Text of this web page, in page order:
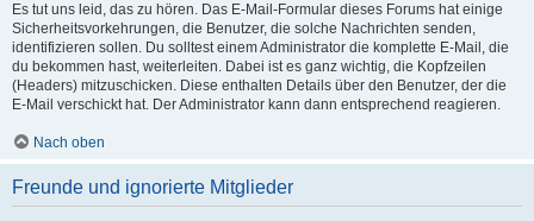
Es tut uns leid, das zu hören. Das E-Mail-Formular dieses Forums hat einige
Sicherheitsvorkehrungen, die Benutzer, die solche Nachrichten senden,
identifizieren sollen. Du solltest einem Administrator die komplette E-Mail, die
du bekommen hast, weiterleiten. Dabei ist es ganz wichtig, die Kopfzeilen
(Headers) mitzuschicken. Diese enthalten Details über den Benutzer, der die
E-Mail verschickt hat. Der Administrator kann dann entsprechend reagieren.
Nach oben
Freunde und ignorierte Mitglieder